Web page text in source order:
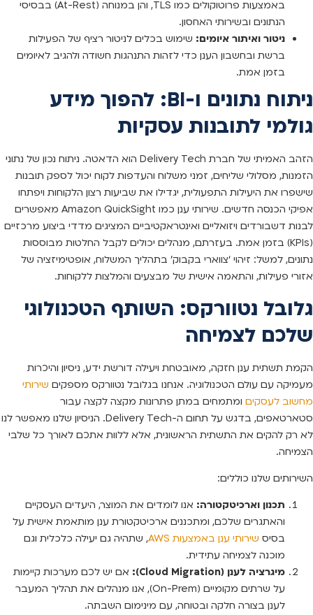
באמצעות פרוטוקולים כמו TLS, והן במנוחה (At-Rest) בבסיסי
הנתונים ובשירותי האחסון.
ניטור ואיתור איומים: שימוש בכלים לניטור רציף של הפעילות
ברשת ובחשבון הענן כדי לזהות התנהגות חשודה ולהגיב לאיומים
בזמן אמת.
ניתוח נתונים ו-BI: להפוך מידע
גולמי לתובנות עסקיות
הזהב האמיתי של חברת Delivery Tech הוא הדאטה. ניתוח נכון של נתוני
הזמנות, מסלולי שליחים, זמני משלוח והעדפות לקוח יכול לספק תובנות
שישפרו את היעילות התפעולית, יגדילו את שביעות רצון הלקוחות ויפתחו
אפיקי הכנסה חדשים. שירותי ענן כמו Amazon QuickSight מאפשרים
לבנות דשבורדים ויזואליים ואינטראקטיביים המציגים מדדי ביצוע מרכזיים
(KPIs) בזמן אמת. בעזרתם, מנהלים יכולים לקבל החלטות מבוססות
נתונים, למשל: זיהוי ‘צווארי בקבוק’ בתהליך המשלוח, אופטימיזציה של
אזורי פעילות, והתאמה אישית של מבצעים והמלצות ללקוחות.
גלובל נטוורקס: השותף הטכנולוגי
שלכם לצמיחה
הקמת תשתית ענן חזקה, מאובטחת ויעילה דורשת ידע, ניסיון והיכרות
מעמיקה עם עולם הטכנולוגיה. אנחנו בגלובל נטוורקס מספקים שירותי
מחשוב לעסקים ומתמחים במתן פתרונות מקצה לקצה עבור
סטארטאפים, בדגש על תחום ה-Delivery Tech. הניסיון שלנו מאפשר לנו
לא רק להקים את התשתית הראשונית, אלא ללוות אתכם לאורך כל שלבי
הצמיחה.
השירותים שלנו כוללים:
תכנון וארכיטקטורה: אנו לומדים את המוצר, היעדים העסקיים
והאתגרים שלכם, ומתכננים ארכיטקטורת ענן מותאמת אישית על
בסיס שירותי ענן באמצעות AWS
, שתהיה גם יעילה כלכלית וגם
מוכנה לצמיחה עתידית.
מיגרציה לענן (Cloud Migration):
אם יש לכם מערכות קיימות
על שרתים מקומיים (On-Prem), אנו מנהלים את תהליך המעבר
לענן בצורה חלקה ובטוחה, עם מינימום השבתה.